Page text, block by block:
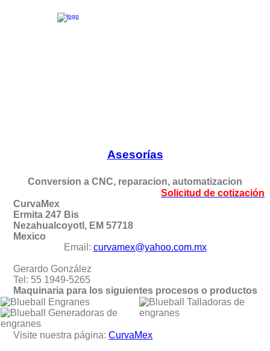
Asesorías
Conversion a CNC, reparacion, automatizacion
Solicitud de cotización
CurvaMex
Ermita 247 Bis
Nezahualcoyotl, EM 57718
Mexico
Email: curvamex@yahoo.com.mx
Gerardo González
Tel: 55 1949-5265
Maquinaria para los siguientes procesos o productos
Engranes
Generadoras de
engranes
Talladoras de
engranes
Visite nuestra página:CurvaMex